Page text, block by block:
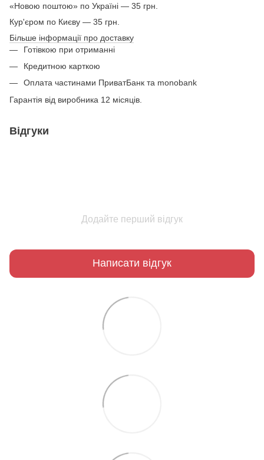
«Новою поштою» по Україні — 35 грн.
Кур'єром по Києву — 35 грн.
Більше інформації про доставку
Готівкою при отриманні
Кредитною карткою
Оплата частинами ПриватБанк та monobank
Гарантія від виробника 12 місяців.
Відгуки
Додайте перший відгук
Написати відгук